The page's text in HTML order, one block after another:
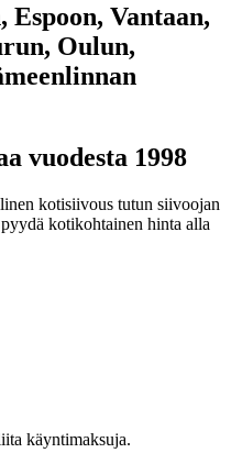
Vantaan,
Oulun,
vuodesta 1998
kotisiivous tutun siivoojan
kotikohtainen hinta alla
käyntimaksuja.